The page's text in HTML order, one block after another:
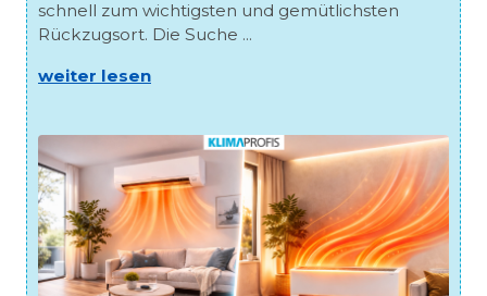
schnell zum wichtigsten und gemütlichsten
Rückzugsort. Die Suche ...
weiter lesen